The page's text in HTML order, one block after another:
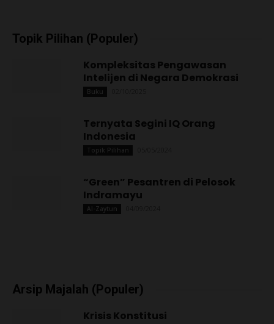
Topik Pilihan (Populer)
Kompleksitas Pengawasan
Intelijen di Negara Demokrasi
Buku
Ternyata Segini IQ Orang
Indonesia
Topik Pilihan
“Green” Pesantren di Pelosok
Indramayu
Al-Zaytun
Arsip Majalah (Populer)
Krisis Konstitusi